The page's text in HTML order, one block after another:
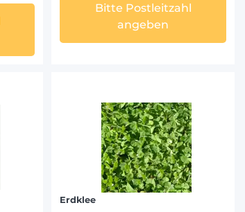
Bitte Postleitzahl
angeben
Erdklee